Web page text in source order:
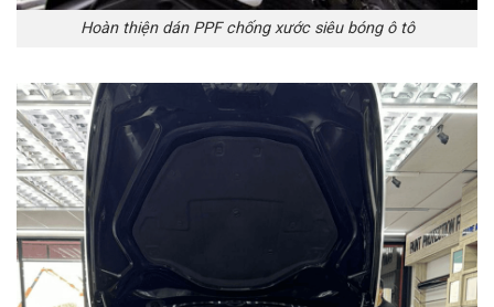
Hoàn thiện dán PPF chống xước siêu bóng ô tô